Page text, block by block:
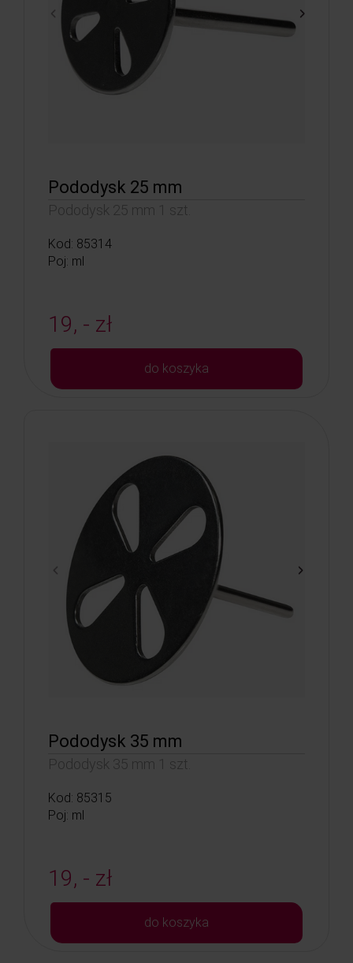
Pododysk 25 mm
Pododysk 25 mm 1 szt.
Kod: 85314
Poj: ml
19, - zł
do koszyka
Pododysk 35 mm
Pododysk 35 mm 1 szt.
Kod: 85315
Poj: ml
19, - zł
do koszyka